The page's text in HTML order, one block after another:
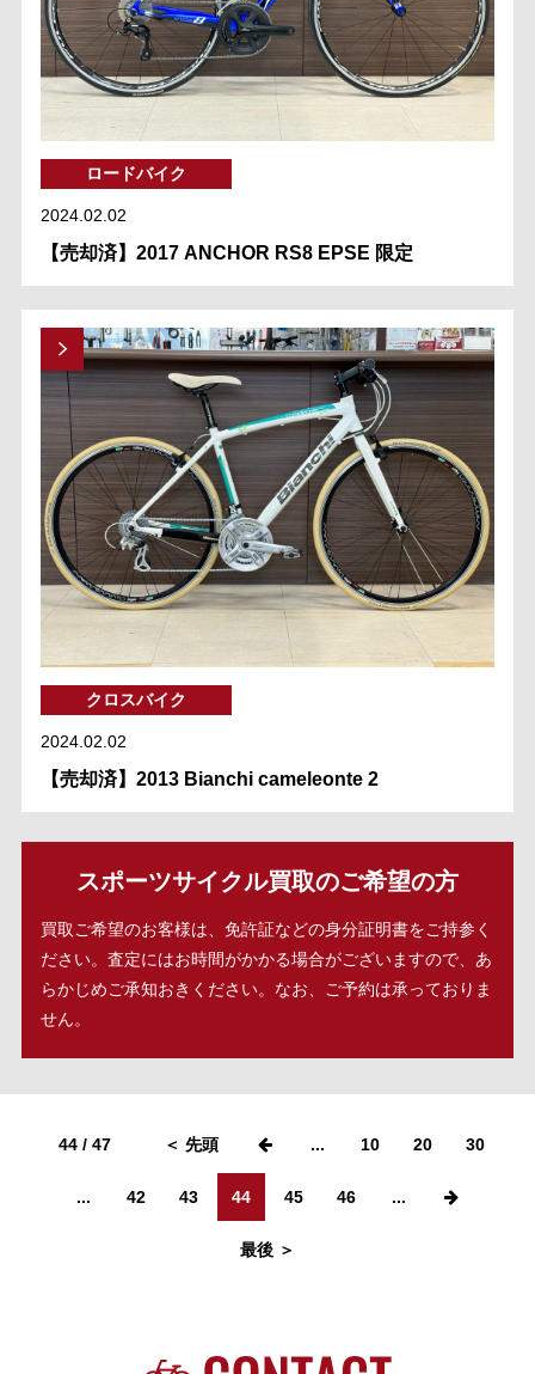
ロードバイク
2024.02.02
【売却済】2017 ANCHOR RS8 EPSE 限定
クロスバイク
2024.02.02
【売却済】2013 Bianchi cameleonte 2
スポーツサイクル買取のご希望の方
買取ご希望のお客様は、免許証などの身分証明書をご持参く
ださい。査定にはお時間がかかる場合がございますので、あ
らかじめご承知おきください。なお、ご予約は承っておりま
せん。
44 / 47 ＜ 先頭 ... 10 20 30
... 42 43 44 45 46 ...
最後 ＞